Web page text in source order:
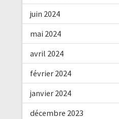
juin 2024
mai 2024
avril 2024
février 2024
janvier 2024
décembre 2023